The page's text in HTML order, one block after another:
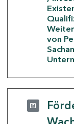
von